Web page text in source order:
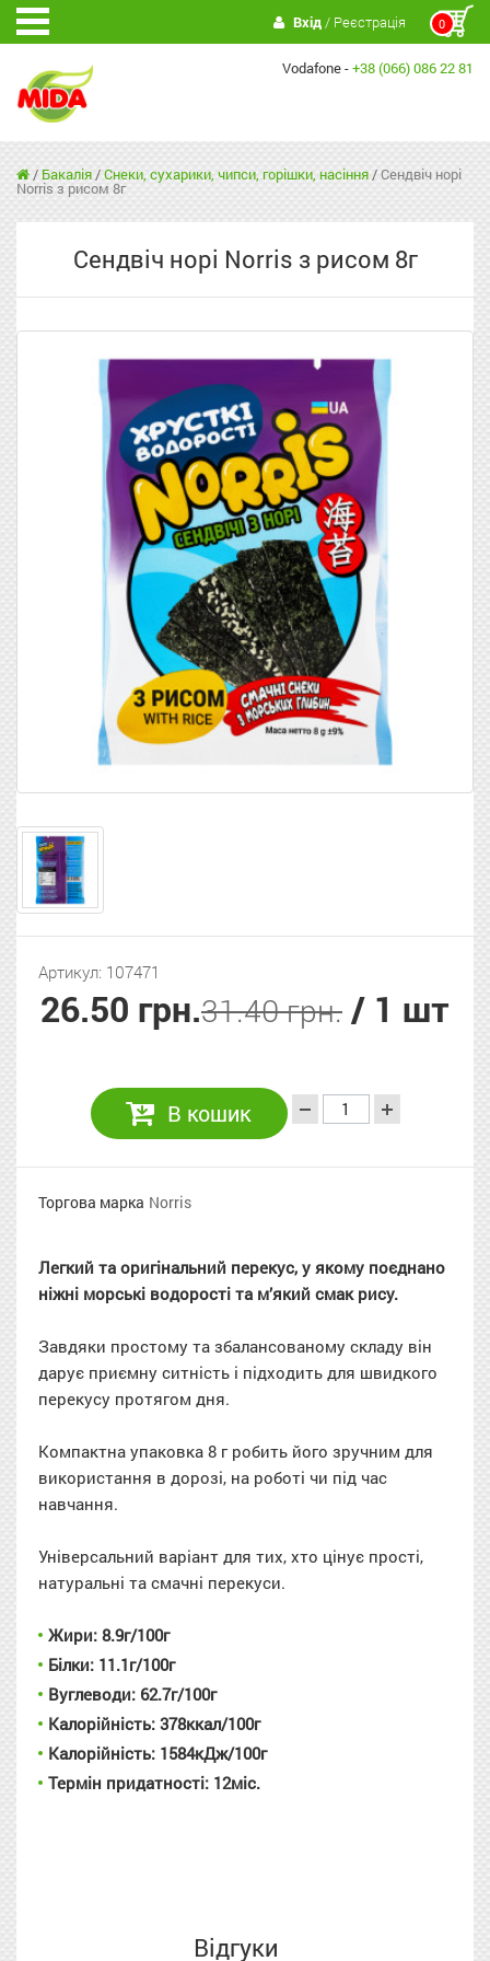
0
Вхід/ Реєстрація
Vodafone -+38 (066) 086 22 81
/ Бакалія/Снеки, сухарики, чипси, горішки, насіння/Сендвіч норі
Norris з рисом 8г
Сендвіч норі Norris з рисом 8г
Артикул: 107471
26.50 грн.31.40 грн. / 1 шт
В кошик
Торгова марка Norris
Легкий та оригінальний перекус, у якому поєднано
ніжні морські водорості та м’який смак рису.
Завдяки простому та збалансованому складу він
дарує приємну ситність і підходить для швидкого
перекусу протягом дня.
Компактна упаковка 8 г робить його зручним для
використання в дорозі, на роботі чи під час
навчання.
Універсальний варіант для тих, хто цінує прості,
натуральні та смачні перекуси.
Жири: 8.9г/100г
Білки: 11.1г/100г
Вуглеводи: 62.7г/100г
Калорійність: 378ккал/100г
Калорійність: 1584кДж/100г
Термін придатності: 12міс.
Відгуки